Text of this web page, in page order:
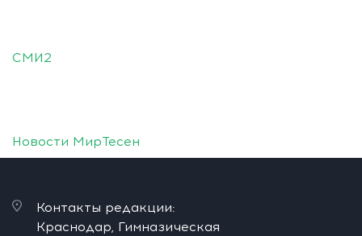
СМИ2
Новости МирТесен
Контакты редакции:
Краснодар, Гимназическая